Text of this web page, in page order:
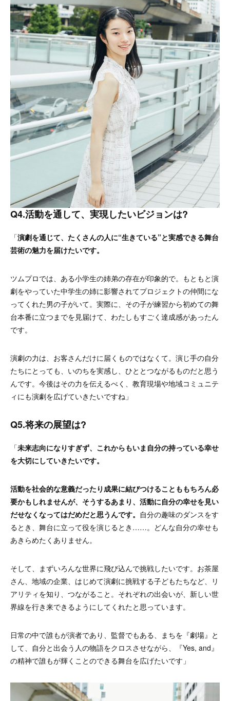
Q4.活動を通して、実現したいビジョンは?
「演劇を通じて、たくさんの人に“生きている”と実感できる舞台
芸術の魅力を届けたいです。
ツムプロでは、ある小学生の姉弟の存在が印象的で。もともと演
劇をやっていた中学生の姉に影響されてプロジェクトの仲間にな
ってくれた男の子がいて。実際に、その子が練習から初めての舞
台本番に立つまでを見届けて、わたしもすごく達成感があったん
です。
演劇の力は、お客さんだけに届くものではなくて。演じ手の自分
たちにとっても、いのちを実感し、ひととつながるものだと思う
んです。 今後はその力を伝えるべく、教育現場や地域コミュニテ
ィにも演劇を広げていきたいですね」
Q5.将来の展望は?
「未来志向になりすぎず、これからもいま自分の持っている幸せ
を大切にしていきたいです。
活動を社会的な意義だったり成果に結びつけることももちろん必
要かもしれませんが、そうするあまり、活動に自分の幸せを見い
だせなくなってはだめだと思うんです。 自分の趣味のダンスをす
るとき、舞台に立って役を演じるとき……。どんな自分の幸せも
あきらめたくありません。
そして、まずいろんな世界に飛び込んで挑戦したいです。お茶屋
さん、地域の企業、はじめて演劇に挑戦する子どもたちなど、リ
アリティを知り、つながること。それぞれの出会いが、新しい世
界線を行き来できるようにしてくれたと思っています。
日常の中で誰もが演者であり、監督でもある、まちを『劇場』と
して、自分と出会う人の物語をクロスさせながら、『Yes, and』
の精神で誰もが輝くことのできる舞台を広げたいです」